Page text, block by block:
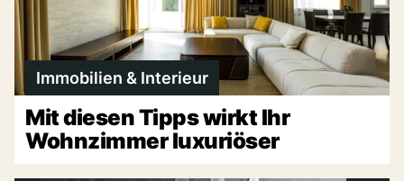
Immobilien & Interieur
Mit diesen Tipps wirkt Ihr
Wohnzimmer luxuriöser